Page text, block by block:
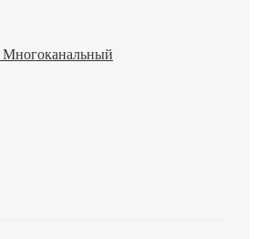
Многоканальный